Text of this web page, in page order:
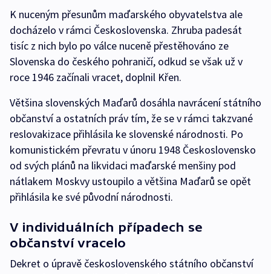
K nuceným přesunům maďarského obyvatelstva ale
docházelo v rámci Československa. Zhruba padesát
tisíc z nich bylo po válce nuceně přestěhováno ze
Slovenska do českého pohraničí, odkud se však už v
roce 1946 začínali vracet, doplnil Křen.
Většina slovenských Maďarů dosáhla navrácení státního
občanství a ostatních práv tím, že se v rámci takzvané
reslovakizace přihlásila ke slovenské národnosti. Po
komunistickém převratu v únoru 1948 Československo
od svých plánů na likvidaci maďarské menšiny pod
nátlakem Moskvy ustoupilo a většina Maďarů se opět
přihlásila ke své původní národnosti.
V individuálních případech se
občanství vracelo
Dekret o úpravě československého státního občanství